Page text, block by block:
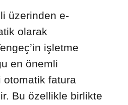
üzerinden e-
olarak
işletme
en önemli
otomatik fatura
Bu özellikle birlikte